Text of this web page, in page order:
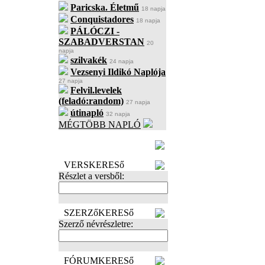
Paricska. Életmű 18 napja
Conquistadores 18 napja
PÁLÓCZI -
SZABADVERSTAN 20
napja
szilvakék 24 napja
Vezsenyi Ildikó Naplója
27 napja
Felvil.levelek
(feladó:random) 27 napja
útinapló 32 napja
MÉGTÖBB NAPLÓ
VERSKERESő
Részlet a versből:
SZERZőKERESő
Szerző névrészletre:
FÓRUMKERESő